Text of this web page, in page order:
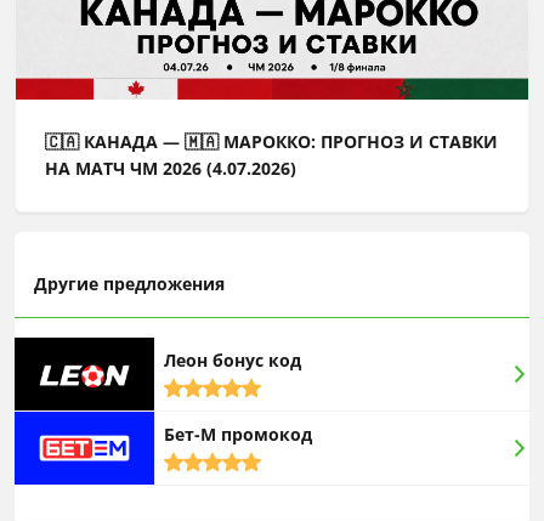
🇨🇦 КАНАДА — 🇲🇦 МАРОККО: ПРОГНОЗ И СТАВКИ
НА МАТЧ ЧМ 2026 (4.07.2026)
Другие предложения
Леон бонус код
5,0
Бет-М промокод
5,0